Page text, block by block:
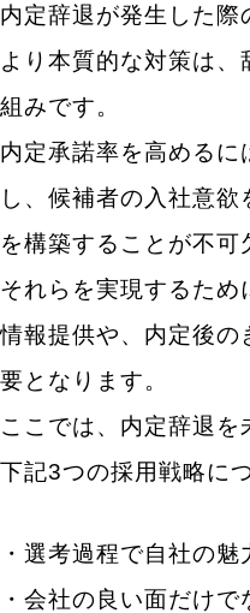
内定辞退が発生した際
より本質的な対策は、
組みです。
内定承諾率を高めるに
し、候補者の入社意
を構築することが不可
それらを実現するため
情報提供や、内定後の
要となります。
ここでは、内定辞退を
下記3つの採用戦略に
・選考過程で自社の
・会社の良い面だけ